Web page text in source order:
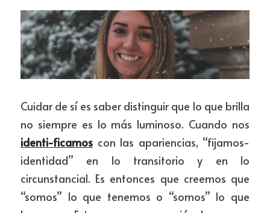
Cuidar de sí es saber distinguir que lo que brilla
identi-ficamos con las apariencias, “fijamos-
identidad” en lo transitorio y en lo
circunstancial. Es entonces que creemos que
“somos” lo que tenemos o “somos” lo que